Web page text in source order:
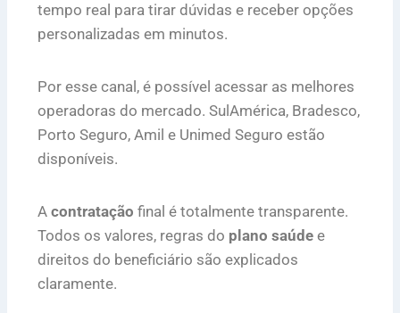
tempo real para tirar dúvidas e receber opções
personalizadas em minutos.
Por esse canal, é possível acessar as melhores
operadoras do mercado. SulAmérica, Bradesco,
Porto Seguro, Amil e Unimed Seguro estão
disponíveis.
A contratação final é totalmente transparente.
Todos os valores, regras do plano saúde e
direitos do beneficiário são explicados
claramente.